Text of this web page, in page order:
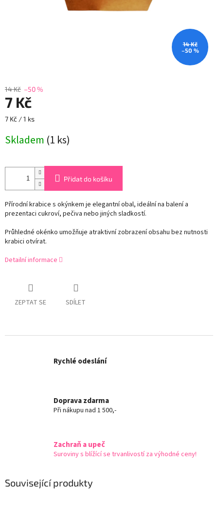
14 Kč
–50 %
14 Kč –50 %
7 Kč
Měrná
7 Kč / 1 ks
Skladem (1 ks)
Přidat do košíku
Přírodní krabice s okýnkem je elegantní obal, ideální na balení a
prezentaci cukroví, pečiva nebo jiných sladkostí.
Průhledné okénko umožňuje atraktivní zobrazení obsahu bez nutnosti
krabici otvírat.
Detailní informace
ZEPTAT SE SDÍLET
Rychlé odeslání
Doprava zdarma
Při nákupu nad 1 500,-
Zachraň a upeč
Suroviny s blížící se trvanlivostí za výhodné ceny!
Související produkty